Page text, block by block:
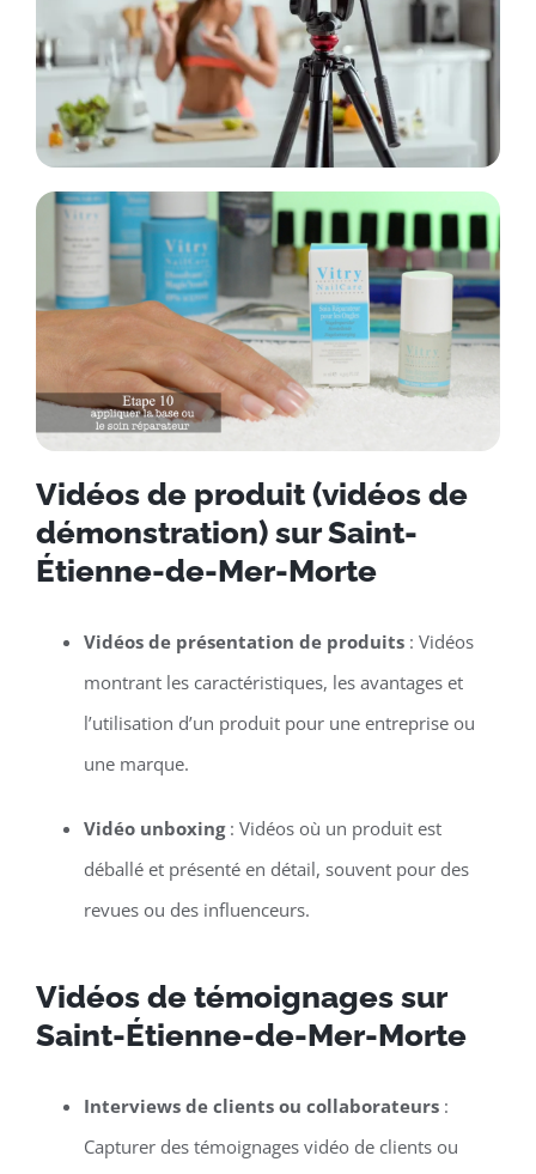
Vidéos de produit (vidéos de
démonstration) sur Saint-
Étienne-de-Mer-Morte
Vidéos de présentation de produits: Vidéos
montrant les caractéristiques, les avantages et
l’utilisation d’un produit pour une entreprise ou
une marque.
Vidéo unboxing: Vidéos où un produit est
déballé et présenté en détail, souvent pour des
revues ou des influenceurs.
Vidéos de témoignages sur
Saint-Étienne-de-Mer-Morte
Interviews de clients ou collaborateurs:
Capturer des témoignages vidéo de clients ou